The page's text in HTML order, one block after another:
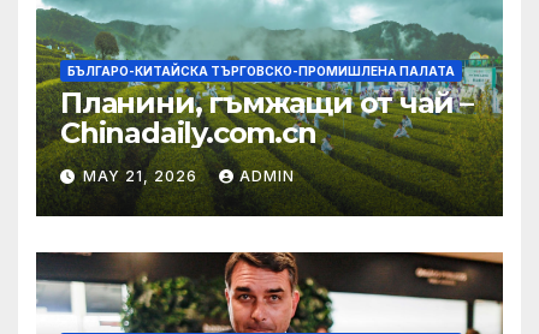
БЪЛГАРО-КИТАЙСКА ТЪРГОВСКО-ПРОМИШЛЕНА ПАЛАТА
Планини, гъмжащи от чай –
Chinadaily.com.cn
MAY 21, 2026 ADMIN